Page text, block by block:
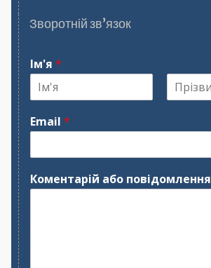
Зворотній зв’язок
Ім'я *
м
'
и
е
Email *
Коментарій або повідомлення